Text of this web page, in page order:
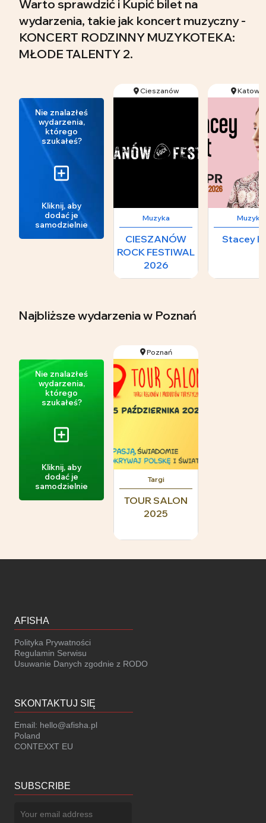
Warto sprawdzić i Kupić bilet na
wydarzenia, takie jak koncert muzyczny -
KONCERT RODZINNY MUZYKOTEKA:
MŁODE TALENTY 2.
Nie znalazłeś
wydarzenia,
którego
szukałeś?
Kliknij, aby
dodać je
samodzielnie
Cieszanów
Muzyka
CIESZANÓW
ROCK FESTIWAL
2026
Muzyka
Stacey
Najbliższe wydarzeniaw Poznań
Nie znalazłeś
wydarzenia,
którego
szukałeś?
Kliknij, aby
dodać je
samodzielnie
Poznań
Targi
TOUR SALON
2025
AFISHA
Polityka Prywatności
Regulamin Serwisu
Usuwanie Danych zgodnie z RODO
SKONTAKTUJ SIĘ
Email: hello@afisha.pl
Poland
CONTEXXT EU
SUBSCRIBE